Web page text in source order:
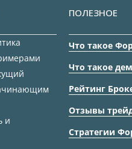
и
ПОЛЕЗНОЕ
Что такое
Что такое
Рейтинг
Отзывы
Стратегии